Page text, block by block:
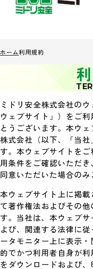
ホーム利用規約
ミドリ安全株式会社の
ウェブサイト」）をご
とうございます。本ウ
株式会社（以下、「当
す。本ウェブサイトを
用条件をご確認いただ
同意いただいた場合のみ
本ウェブサイト上に掲
て著作権法およびその
す。当社は、本ウェブ
よび、関連する法律に
ータモニター上に表示
的でかつ利用者自身が
をダウンロードおよび